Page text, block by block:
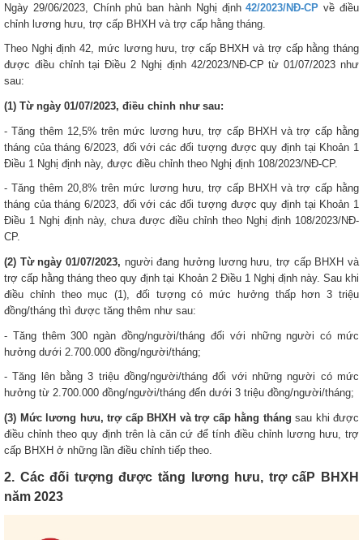
Ngày 29/06/2023, Chính phủ ban hành Nghị định42/2023/NĐ-CP về điều
chỉnh lương hưu, trợ cấp BHXH và trợ cấp hằng tháng.
Theo Nghị định 42, mức lương hưu, trợ cấp BHXH và trợ cấp hằng tháng
được điều chỉnh tại Điều 2 Nghị định 42/2023/NĐ-CP từ 01/07/2023 như
sau:
(1) Từ ngày 01/07/2023, điều chỉnh như sau:
- Tăng thêm 12,5% trên mức lương hưu, trợ cấp BHXH và trợ cấp hằng
tháng của tháng 6/2023, đối với các đối tượng được quy định tại Khoản 1
Điều 1 Nghị định này, được điều chỉnh theo Nghị định 108/2023/NĐ-CP.
- Tăng thêm 20,8% trên mức lương hưu, trợ cấp BHXH và trợ cấp hằng
tháng của tháng 6/2023, đối với các đối tượng được quy định tại Khoản 1
Điều 1 Nghị định này, chưa được điều chỉnh theo Nghị định 108/2023/NĐ-
CP.
(2) Từ ngày 01/07/2023, người đang hưởng lương hưu, trợ cấp BHXH và
trợ cấp hằng tháng theo quy định tại Khoản 2 Điều 1 Nghị định này. Sau khi
điều chỉnh theo mục (1), đối tượng có mức hưởng thấp hơn 3 triệu
đồng/tháng thì được tăng thêm như sau:
- Tăng thêm 300 ngàn đồng/người/tháng đối với những người có mức
hưởng dưới 2.700.000 đồng/người/tháng;
- Tăng lên bằng 3 triệu đồng/người/tháng đối với những người có mức
hưởng từ 2.700.000 đồng/người/tháng đến dưới 3 triệu đồng/người/tháng;
(3) Mức lương hưu, trợ cấp BHXH và trợ cấp hằng tháng sau khi được
điều chỉnh theo quy định trên là căn cứ để tính điều chỉnh lương hưu, trợ
cấp BHXH ở những lần điều chỉnh tiếp theo.
2. Các đối tượng được tăng lương hưu, trợ cấP BHXH
năm 2023